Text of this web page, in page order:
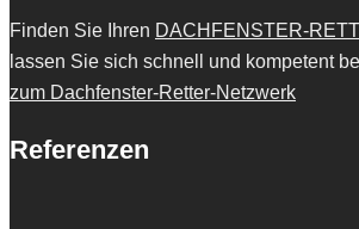
Finden Sie Ihren DACHFENSTER-
lassen Sie sich schnell und kompetent
zum Dachfenster-Retter-Netzwerk
Referenzen